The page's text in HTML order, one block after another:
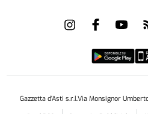
Gazzetta d'Asti s.r.l.Via Monsignor